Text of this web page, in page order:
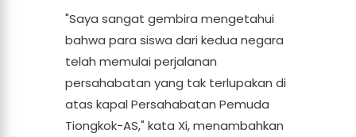
"Saya sangat gembira mengetahui
bahwa para siswa dari kedua negara
telah memulai perjalanan
persahabatan yang tak terlupakan di
atas kapal Persahabatan Pemuda
Tiongkok-AS," kata Xi, menambahkan